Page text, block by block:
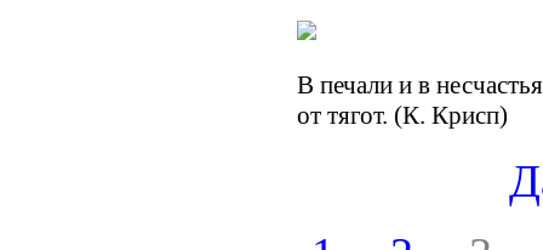
В печали и в
от тягот. (К. Крисп)